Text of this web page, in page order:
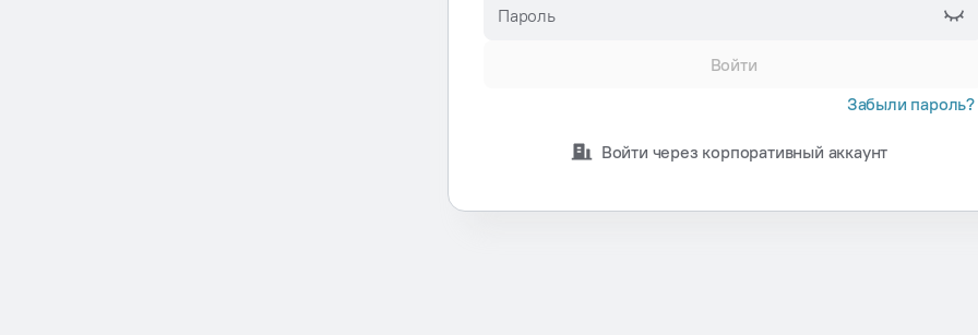
Пароль
Войти
Забыли пароль?
Войти через корпоративный аккаунт